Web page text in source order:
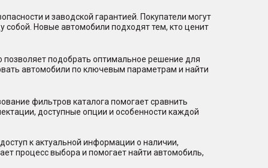
и заводской гарантией. Покупатели могут
Новые автомобили подходят тем, кто ценит
позволяет подобрать оптимальное решение для
автомобили по ключевым параметрам и найти
фильтров каталога помогает сравнить
доступные опции и особенности каждой
к актуальной информации о наличии,
процесс выбора и помогает найти автомобиль,